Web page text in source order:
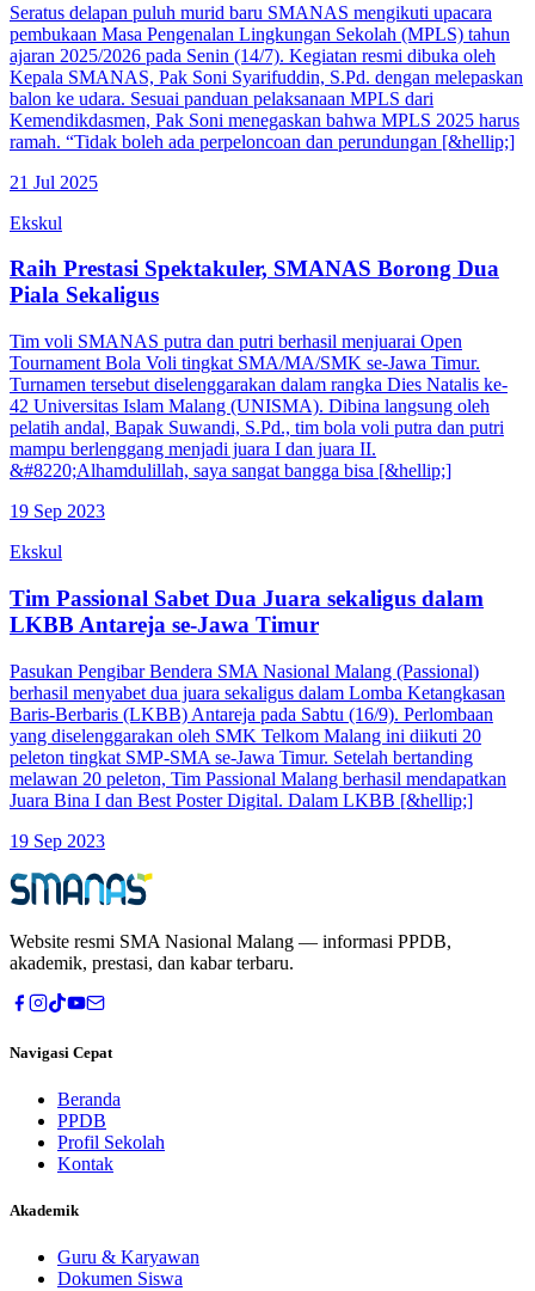
Seratus delapan puluh murid baru SMANAS mengikuti upacara
pembukaan Masa Pengenalan Lingkungan Sekolah (MPLS) tahun
ajaran 2025/2026 pada Senin (14/7). Kegiatan resmi dibuka oleh
Kepala SMANAS, Pak Soni Syarifuddin, S.Pd. dengan melepaskan
balon ke udara. Sesuai panduan pelaksanaan MPLS dari
Kemendikdasmen, Pak Soni menegaskan bahwa MPLS 2025 harus
ramah. “Tidak boleh ada perpeloncoan dan perundungan [&hellip;]
21 Jul 2025
Ekskul
Raih Prestasi Spektakuler, SMANAS Borong Dua
Piala Sekaligus
Tim voli SMANAS putra dan putri berhasil menjuarai Open
Tournament Bola Voli tingkat SMA/MA/SMK se-Jawa Timur.
Turnamen tersebut diselenggarakan dalam rangka Dies Natalis ke-
42 Universitas Islam Malang (UNISMA). Dibina langsung oleh
pelatih andal, Bapak Suwandi, S.Pd., tim bola voli putra dan putri
mampu berlenggang menjadi juara I dan juara II.
&#8220;Alhamdulillah, saya sangat bangga bisa [&hellip;]
19 Sep 2023
Ekskul
Tim Passional Sabet Dua Juara sekaligus dalam
LKBB Antareja se-Jawa Timur
Pasukan Pengibar Bendera SMA Nasional Malang (Passional)
berhasil menyabet dua juara sekaligus dalam Lomba Ketangkasan
Baris-Berbaris (LKBB) Antareja pada Sabtu (16/9). Perlombaan
yang diselenggarakan oleh SMK Telkom Malang ini diikuti 20
peleton tingkat SMP-SMA se-Jawa Timur. Setelah bertanding
melawan 20 peleton, Tim Passional Malang berhasil mendapatkan
Juara Bina I dan Best Poster Digital. Dalam LKBB [&hellip;]
19 Sep 2023
Website resmi SMA Nasional Malang — informasi PPDB,
akademik, prestasi, dan kabar terbaru.
Navigasi Cepat
Beranda
PPDB
Profil Sekolah
Kontak
Akademik
Guru & Karyawan
Dokumen Siswa